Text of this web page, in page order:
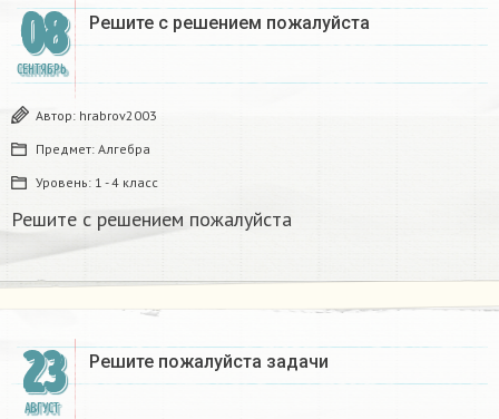
08
СЕНТЯБРЬ
Решите с решением пожалуйста
Автор: hrabrov2003
Предмет: Алгебра
Уровень: 1 - 4 класс
Решите с решением пожалуйста
23
АВГУСТ
Решите пожалуйста задачи